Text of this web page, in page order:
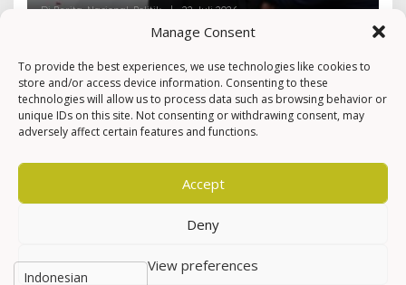
Manage Consent
To provide the best experiences, we use technologies like cookies to
store and/or access device information. Consenting to these
technologies will allow us to process data such as browsing behavior or
unique IDs on this site. Not consenting or withdrawing consent, may
adversely affect certain features and functions.
Accept
Deny
View preferences
Di Berita, Nasional, Politik | 22 Juli 2026 Di
Hak Cipta © Newkarma
Privacy Policy & Terms of Service
Indeks Berita